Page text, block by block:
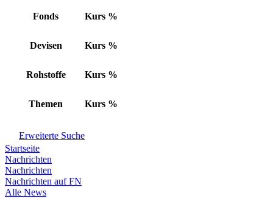
Fonds Kurs %
Devisen Kurs %
Rohstoffe Kurs %
Themen Kurs %
Erweiterte Suche
Startseite
Nachrichten
Nachrichten
Nachrichten auf FN
Alle News